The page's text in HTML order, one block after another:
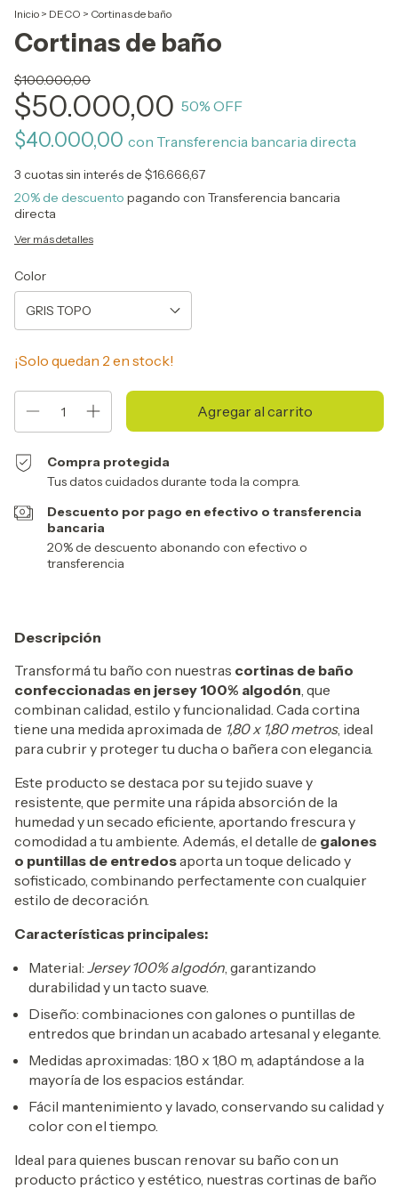
Inicio > DECO > Cortinas de baño
Cortinas de baño
$100.000,00
$50.000,00 50% OFF
$40.000,00 con Transferencia bancaria directa
3 cuotas sin interés de $16.666,67
20% de descuento pagando con Transferencia bancaria
directa
Ver más detalles
Color
¡Solo quedan 2 en stock!
Compra protegida
Tus datos cuidados durante toda la compra.
Descuento por pago en efectivo o transferencia
bancaria
20% de descuento abonando con efectivo o
transferencia
Descripción
Transformá tu baño con nuestras cortinas de baño
confeccionadas en jersey 100% algodón, que
combinan calidad, estilo y funcionalidad. Cada cortina
tiene una medida aproximada de 1,80 x 1,80 metros, ideal
para cubrir y proteger tu ducha o bañera con elegancia.
Este producto se destaca por su tejido suave y
resistente, que permite una rápida absorción de la
humedad y un secado eficiente, aportando frescura y
comodidad a tu ambiente. Además, el detalle de galones
o puntillas de entredosaporta un toque delicado y
sofisticado, combinando perfectamente con cualquier
estilo de decoración.
Características principales:
Material: Jersey 100% algodón, garantizando
durabilidad y un tacto suave.
Diseño: combinaciones con galones o puntillas de
entredos que brindan un acabado artesanal y elegante.
Medidas aproximadas: 1,80 x 1,80 m, adaptándose a la
mayoría de los espacios estándar.
Fácil mantenimiento y lavado, conservando su calidad y
color con el tiempo.
Ideal para quienes buscan renovar su baño con un
producto práctico y estético, nuestras cortinas de baño